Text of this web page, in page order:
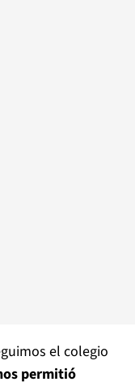
el colegio
permitió